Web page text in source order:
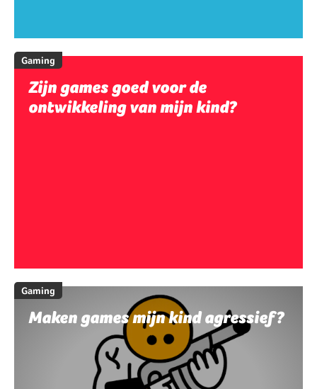
Gaming
Zijn games goed voor de
ontwikkeling van mijn kind?
Gaming
Maken games mijn kind agressief?